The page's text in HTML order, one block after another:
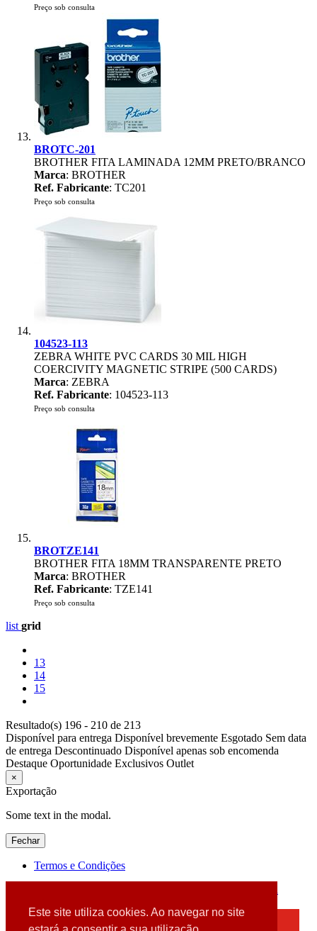
Este site utiliza cookies. Ao navegar no site
Preço sob consulta
BROTC-201
BROTHER FITA LAMINADA 12MM PRETO/BRANCO
Marca: BROTHER
Ref. Fabricante: TC201
Preço sob consulta
104523-113
ZEBRA WHITE PVC CARDS 30 MIL HIGH
COERCIVITY MAGNETIC STRIPE (500 CARDS)
Marca: ZEBRA
Ref. Fabricante: 104523-113
Preço sob consulta
BROTZE141
BROTHER FITA 18MM TRANSPARENTE PRETO
Marca: BROTHER
Ref. Fabricante: TZE141
Preço sob consulta
list grid
13
14
15
Resultado(s) 196 - 210 de 213
Disponível para entrega Disponível brevemente Esgotado Sem data
de entrega Descontinuado Disponível apenas sob encomenda
Destaque Oportunidade Exclusivos Outlet
×
Exportação
Some text in the modal.
Fechar
Termos e Condições